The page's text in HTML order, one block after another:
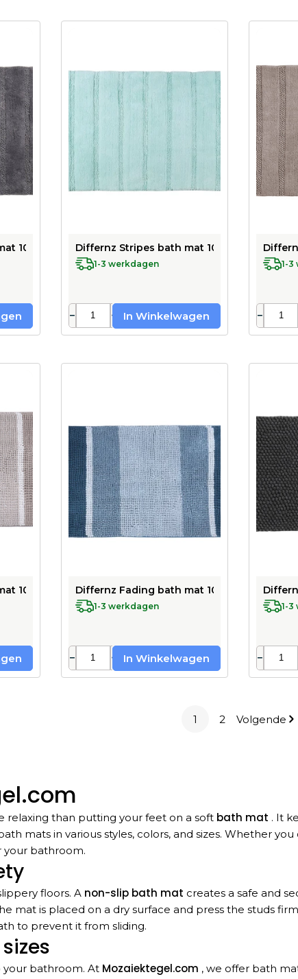
100% cotton - suitable for underfloor heating - 45 x 75
Differnz Stripes bath mat 100% cotton -
1-3 werkdagen
− + In Winkelwagen
1-3
−
100% microfiber - suitable for underfloor heating - 60
Differnz Fading bath mat 100% microfiber
1-3 werkdagen
− + In Winkelwagen
1-3
−
1 2 Volgende
relaxing than putting your feet on a soft bath mat . It
mats in various styles, colors, and sizes. Whether
your bathroom.
floors. A non-slip bath mat creates a safe and
mat is placed on a dry surface and press the studs
to prevent it from sliding.
your bathroom. At Mozaiektegel.com , we offer bath